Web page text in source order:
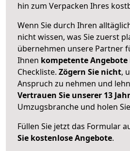
hin zum Verpacken Ihres
Wenn Sie durch Ihren
nicht wissen, was Sie zuerst
übernehmen unsere Partner
Ihnen kompetente Angebote
Checkliste. Zögern Sie nicht,
Anspruch zu nehmen und
Vertrauen Sie unserer 13
Umzugsbranche und holen
Füllen Sie jetzt das Formular
Sie kostenlose Angebote.